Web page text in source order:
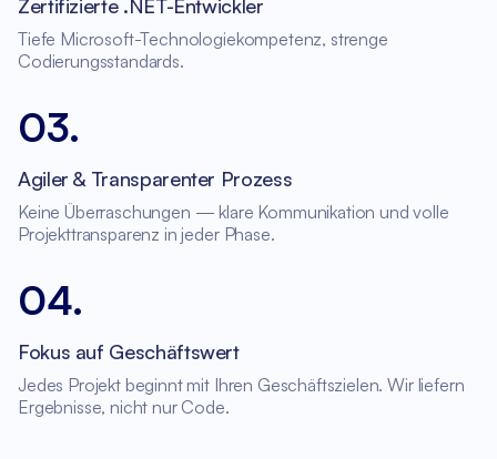
Zertifizierte .NET-Entwickler
Tiefe Microsoft-Technologiekompetenz, strenge
Codierungsstandards.
03.
Agiler & Transparenter Prozess
Keine Überraschungen — klare Kommunikation und volle
Projekttransparenz in jeder Phase.
04.
Fokus auf Geschäftswert
Jedes Projekt beginnt mit Ihren Geschäftszielen. Wir liefern
Ergebnisse, nicht nur Code.